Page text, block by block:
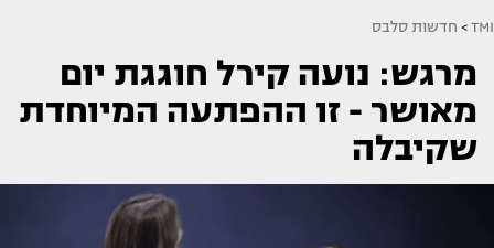
TMI
> חדשות סלבס
מרגש: נועה קירל חוגגת יום
מאושר - זו ההפתעה המיוחדת
שקיבלה